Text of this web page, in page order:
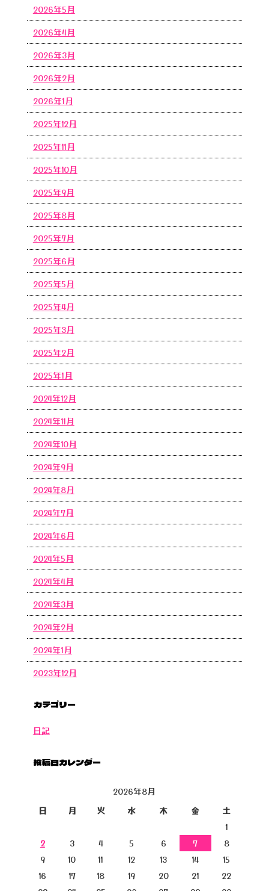
2026年5月
2026年4月
2026年3月
2026年2月
2026年1月
2025年12月
2025年11月
2025年10月
2025年9月
2025年8月
2025年7月
2025年6月
2025年5月
2025年4月
2025年3月
2025年2月
2025年1月
2024年12月
2024年11月
2024年10月
2024年9月
2024年8月
2024年7月
2024年6月
2024年5月
2024年4月
2024年3月
2024年2月
2024年1月
2023年12月
カテゴリー
日記
投稿日カレンダー
2026年8月
日
月 火 水 木 金 土
1
2
3 4 5 6 7
8
9
10 11 12 13 14
15
16
17 18 19 20 21
22